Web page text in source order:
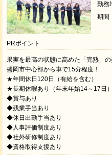
勤務
期間
PRポイント
果実を最高の状態に高めた「完熟」
盛岡市中心部から車で15分程度！
★年間休日120日（有給を含む）
★長期休暇あり（年末年始14～17日）
◆賞与あり
◆残業手当あり
◆休日出勤手当あり
◆人事評価制度あり
◆社外研修制度あり
◆資格取得支援あり